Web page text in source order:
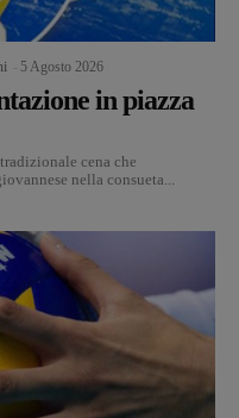
5 Agosto 2026
in piazza
cena che
nella consueta...